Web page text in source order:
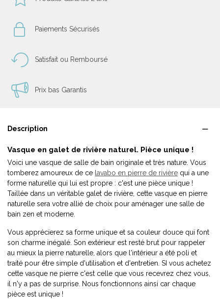
Paiements Sécurisés
Satisfait ou Remboursé
Prix bas Garantis
Description
Vasque en galet de rivière naturel. Pièce unique !
Voici une vasque de salle de bain originale et très nature. Vous
tomberez amoureux de ce lavabo en pierre de rivière qui a une
forme naturelle qui lui est propre : c'est une pièce unique !
Taillée dans un véritable galet de rivière, cette vasque en pierre
naturelle sera votre allié de choix pour aménager une salle de
bain zen et moderne.
Vous apprécierez sa forme unique et sa couleur douce qui font
son charme inégalé. Son extérieur est resté brut pour rappeler
au mieux la pierre naturelle, alors que l'intérieur a été poli et
traité pour être simple d'utilisation et d'entretien. SI vous achetez
cette vasque ne pierre c'est celle que vous recevrez chez vous,
il n'y a pas de surprise. Nous fonctionnons ainsi car chaque
pièce est unique !